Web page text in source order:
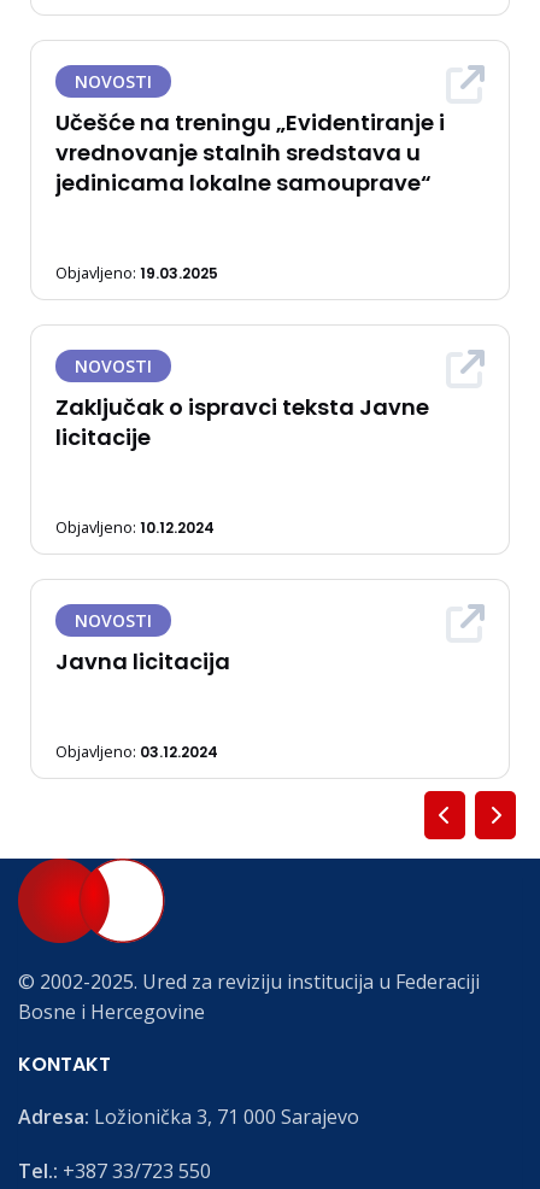
NOVOSTI
Učešće na treningu „Evidentiranje i
vrednovanje stalnih sredstava u
jedinicama lokalne samouprave“
Objavljeno: 19.03.2025
NOVOSTI
Zaključak o ispravci teksta Javne
licitacije
Objavljeno: 10.12.2024
NOVOSTI
Javna licitacija
Objavljeno: 03.12.2024
© 2002-2025. Ured za reviziju institucija u Federaciji
Bosne i Hercegovine
KONTAKT
Adresa: Ložionička 3, 71 000 Sarajevo
Tel.: +387 33/723 550